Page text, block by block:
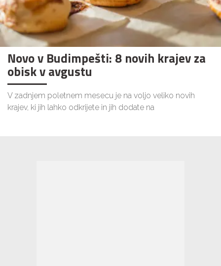
Novo v Budimpešti: 8 novih krajev za
obisk v avgustu
V zadnjem poletnem mesecu je na voljo veliko novih
krajev, ki jih lahko odkrijete in jih dodate na